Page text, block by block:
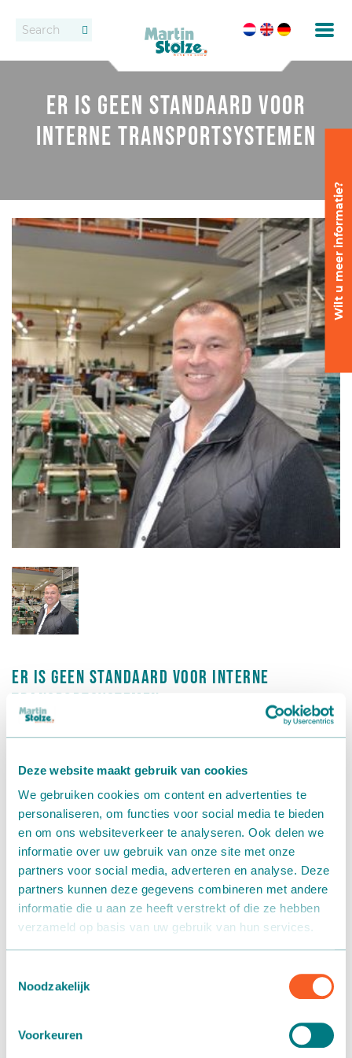
Deze website maakt gebruik van cookies
We gebruiken cookies om content en advertenties te
personaliseren, om functies voor social media te bieden
en om ons websiteverkeer te analyseren. Ook delen we
informatie over uw gebruik van onze site met onze
partners voor social media, adverteren en analyse. Deze
partners kunnen deze gegevens combineren met andere
informatie die u aan ze heeft verstrekt of die ze hebben
verzameld op basis van uw gebruik van hun services.
Noodzakelijk
Voorkeuren
Er is geen standaard voor
interne transportsystemen
Er is geen standaard voor interne
transportsystemen
11 november 2019
transportsystemen ziet Martin Stolze een verschuiving.
Waar 5/6 jaar geleden vooral naar standaardproducten
werd gevraagd, draait het nu vooral om projecten. Deze
projecten vragen om maatwerk. En trouwens … Wat is de
standaard? Dat is een ruim begrip. Voor Martin Stolze
houdt (of dus eigenlijk ‘hield’) het in dat er “legoblokken”
werden geleverd. Vele als deze klanten komen nu met heel
specifieke vragen bij Martin Stolze terecht.
Nieuwe standaard
De nieuwe standaard is bij Martin Stolze nu dus projecten
hoogtesorteersysteem voor zonnebloemen in pot. Deze
zonnebloemen worden op maat aangeboden op de markt.
Wilt u meer informatie?
Transportbanden
Rollenbanen
Oppotten
Uitzetten en wijderzetten
Afleversystemen
Dozen transport
Verpakken - Inpakken - Sorteren
Accessoires
Vacatures
Contact
Dealers